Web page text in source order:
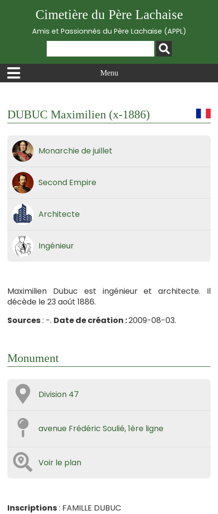
Cimetière du Père Lachaise
Amis et Passionnés du Père Lachaise (APPL)
Menu
DUBUC Maximilien (x-1886)
Monarchie de juillet
Second Empire
Architecte
Ingénieur
Maximilien Dubuc est ingénieur et architecte. Il
décède le 23 août 1886.
Sources: -. Date de création :2009-08-03.
Monument
Division 47
avenue Frédéric Soulié, 1ère ligne
Voir le plan
Inscriptions: FAMILLE DUBUC